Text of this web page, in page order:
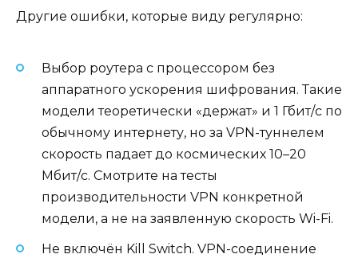
Другие ошибки, которые виду регулярно:
Выбор роутера с процессором без
аппаратного ускорения шифрования. Такие
модели теоретически «держат» и 1 Гбит/с по
обычному интернету, но за VPN-туннелем
скорость падает до космических 10–20
Мбит/с. Смотрите на тесты
производительности VPN конкретной
модели, а не на заявленную скорость Wi-Fi.
Не включён Kill Switch. VPN-соединение